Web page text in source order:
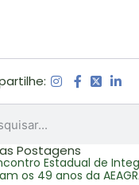
Postagens
Estadual de
os 49 anos da